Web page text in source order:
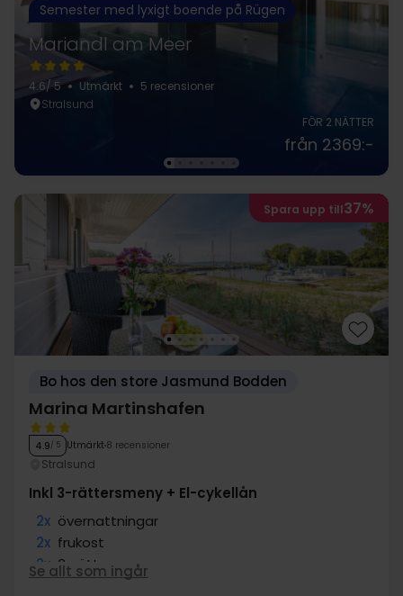
Semester med lyxigt boende på Rügen
Mariandl am Meer
4.6/ 5 Utmärkt
5 recensioner
Stralsund
FÖR 2 NÄTTER
från 2369:-
Spara upp till37%
Bo hos den store Jasmund Bodden
Marina Martinshafen
4.9/ 5 Utmärkt 8 recensioner
Stralsund
Inkl 3-rättersmeny + El-cykellån
2x övernattningar
2x frukost
2x 3-rättersmeny
El-cykellån (1 dag)
Se allt som ingår